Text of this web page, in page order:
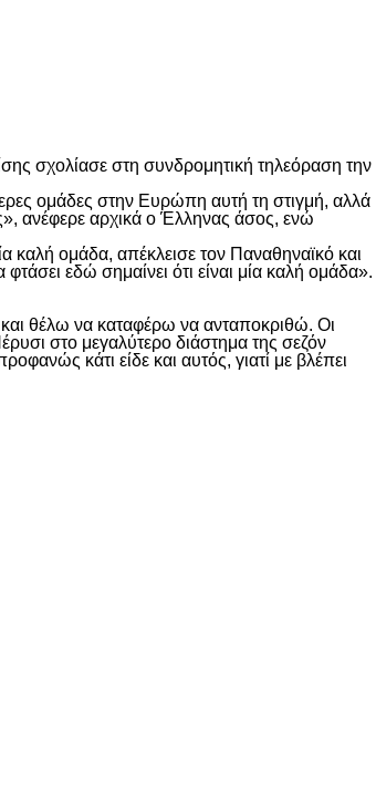
σχολίασε στη συνδρομητική τηλεόραση την
ομάδες στην Ευρώπη αυτή τη στιγμή, αλλά
ανέφερε αρχικά ο Έλληνας άσος, ενώ
καλή ομάδα, απέκλεισε τον Παναθηναϊκό και
εδώ σημαίνει ότι είναι μία καλή ομάδα».
και θέλω να καταφέρω να ανταποκριθώ. Οι
στο μεγαλύτερο διάστημα της σεζόν
κάτι είδε και αυτός, γιατί με βλέπει